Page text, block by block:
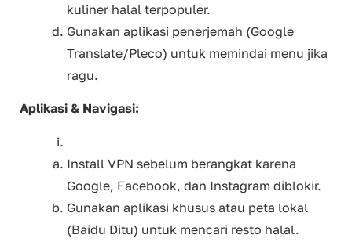
kuliner halal terpopuler.
Gunakan aplikasi penerjemah (Google
Translate/Pleco) untuk memindai menu jika
ragu.
Aplikasi & Navigasi:
Install VPN sebelum berangkat karena
Google, Facebook, dan Instagram diblokir.
Gunakan aplikasi khusus atau peta lokal
(Baidu Ditu) untuk mencari resto halal.